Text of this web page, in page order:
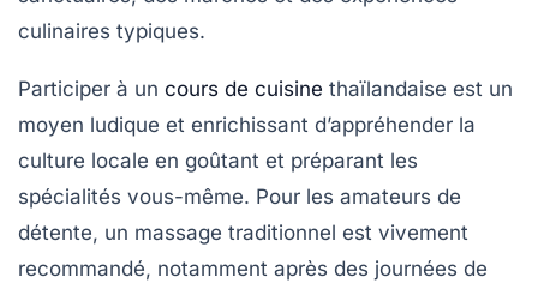
culinaires typiques.
Participer à un cours de cuisine thaïlandaise est un
moyen ludique et enrichissant d’appréhender la
culture locale en goûtant et préparant les
spécialités vous-même. Pour les amateurs de
détente, un massage traditionnel est vivement
recommandé, notamment après des journées de